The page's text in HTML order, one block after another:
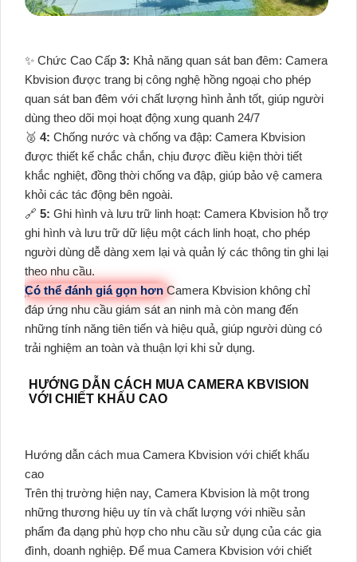
✨ Chức Cao Cấp 3: Khả năng quan sát ban đêm: Camera
Kbvision được trang bị công nghệ hồng ngoại cho phép
quan sát ban đêm với chất lượng hình ảnh tốt, giúp người
dùng theo dõi mọi hoạt động xung quanh 24/7
️🥈 4: Chống nước và chống va đập: Camera Kbvision
được thiết kế chắc chắn, chịu được điều kiện thời tiết
khắc nghiệt, đồng thời chống va đập, giúp bảo vệ camera
khỏi các tác động bên ngoài.
🔗 5: Ghi hình và lưu trữ linh hoạt: Camera Kbvision hỗ trợ
ghi hình và lưu trữ dữ liệu một cách linh hoạt, cho phép
người dùng dễ dàng xem lại và quản lý các thông tin ghi lại
theo nhu cầu.
Có thể đánh giá gọn hơn Camera Kbvision không chỉ
đáp ứng nhu cầu giám sát an ninh mà còn mang đến
những tính năng tiên tiến và hiệu quả, giúp người dùng có
trải nghiệm an toàn và thuận lợi khi sử dụng.
HƯỚNG DẪN CÁCH MUA CAMERA KBVISION
VỚI CHIẾT KHẤU CAO
Hướng dẫn cách mua Camera Kbvision với chiết khấu
cao
Trên thị trường hiện nay, Camera Kbvision là một trong
những thương hiệu uy tín và chất lượng với nhiều sản
phẩm đa dạng phù hợp cho nhu cầu sử dụng của các gia
đình, doanh nghiệp. Để mua Camera Kbvision với chiết